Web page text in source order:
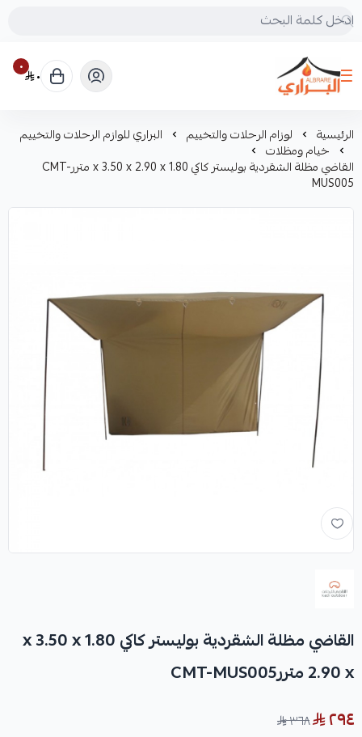
البراري للرحلات
٠ ٠
الرئيسية لوزام الرحلات والتخييم البراري للوازم الرحلات والتخييم
خيام ومظلات
القاضي مظلة الشقردية بوليستر كاكي 1.80 x 3.50 x 2.90 x متررCMT-
MUS005
القاضي مظلة الشقردية بوليستر كاكي 1.80 x 3.50 x
2.90 x متررCMT-MUS005
٢٩٤
٣٦٨